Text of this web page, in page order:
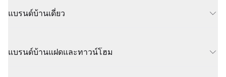
แบรนด์บ้านเดี่ยว
แบรนด์บ้านแฝดและทาวน์โฮม